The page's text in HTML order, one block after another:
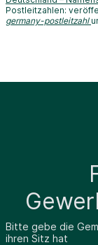
Postleitzahlen:
germany-postleitzahl
Bitte gebe die
ihren Sitz hat